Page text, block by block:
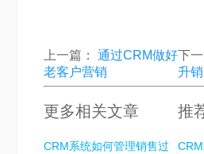
上一篇：
通过CRM做好
老客户营销
下一
升
更多相关文章
CRM系统如何管理销售过
推